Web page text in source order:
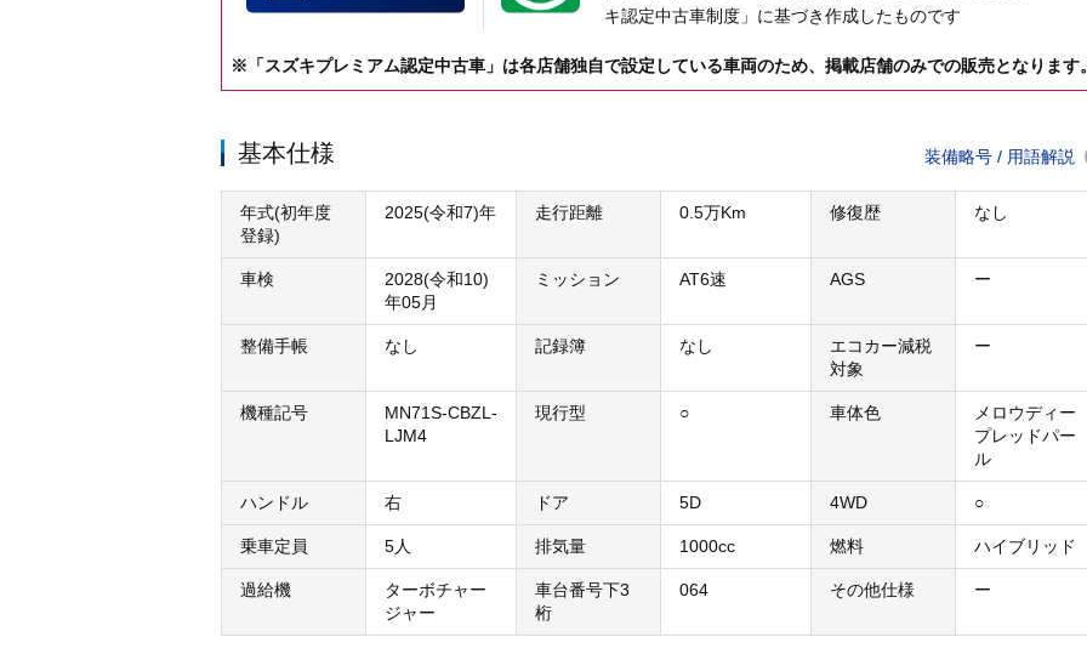
キ認定中古車制度」に基づき作成したものです
※「スズキプレミアム認定中古車」は各店舗独自で設定している車両のため、掲載店舗のみでの販売となります
基本仕様 装備略号 / 用語解説
年式(初年度
登録)
2025(令和7)年 走行距離 0.5万Km 修復歴 なし
車検
2028(令和10)
年05月
ミッション AT6速 AGS ー
整備手帳 なし 記録簿 なし
エコカー減税
対象
ー
機種記号
MN71S-CBZL-
LJM4
現行型 ○ 車体色
メロウディー
プレッドパー
ル
ハンドル 右 ドア 5D 4WD ○
乗車定員 5人 排気量 1000cc 燃料 ハイブリッド
過給機
ターボチャー
ジャー
車台番号下3
桁
064 その他仕様 ー